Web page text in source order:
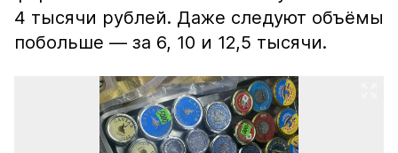
4 тысячи рублей. Даже следуют объёмы
побольше — за 6, 10 и 12,5 тысячи.